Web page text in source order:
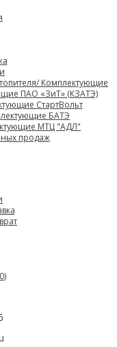
Комплектующие
ПАО «ЗиТ» (КЗАТЭ)
СтартВольт
БАТЭ
МТЦ "АДЛ"
продаж
0)